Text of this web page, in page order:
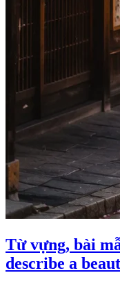
Từ vựng, bài
describe a